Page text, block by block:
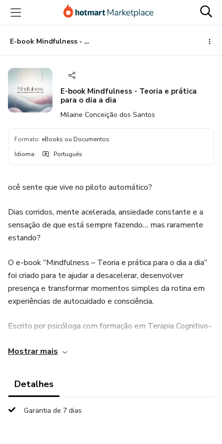
para
conteúdo
principal
para
pagamento
para
rodapé
E-book Mindfulness - Teoria e prática para o dia a dia
E-book Mindfulness - Teoria e prática
para o dia a dia
Milaine Conceição dos Santos
Formato: eBooks ou Documentos
Idioma: Português
ocê sente que vive no piloto automático?
Dias corridos, mente acelerada, ansiedade constante e a
sensação de que está sempre fazendo… mas raramente
estando?
O e-book “Mindfulness – Teoria e prática para o dia a dia”
foi criado para te ajudar a desacelerar, desenvolver
presença e transformar momentos simples da rotina em
experiências de autocuidado e consciência.
Escrito por psicóloga com formação em Terapia Cognitivo-
une ciência, prática clínica e linguagem acessível para que
Mostrar mais
Detalhes
Garantia de 7 dias